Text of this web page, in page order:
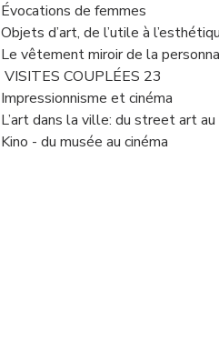
Évocations de femmes
Objets d’art, de l’utile à
Le vêtement miroir de la
VISITES COUPLÉES 23
Impressionnisme et cinéma
L’art dans la ville: du street art
Kino - du musée au cinéma